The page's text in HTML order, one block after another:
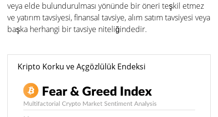
veya elde bulundurulması yönünde bir öneri teşkil etmez
ve yatırım tavsiyesi, finansal tavsiye, alım satım tavsiyesi veya
başka herhangi bir tavsiye niteliğindedir.
Kripto Korku ve Açgözlülük Endeksi